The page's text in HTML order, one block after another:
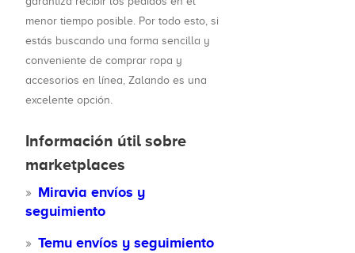
menor tiempo posible. Por todo esto, si
estás buscando una forma sencilla y
conveniente de comprar ropa y
accesorios en línea, Zalando es una
excelente opción.
Información útil sobre
marketplaces
Miravia envíos y
seguimiento
Temu envíos y seguimiento